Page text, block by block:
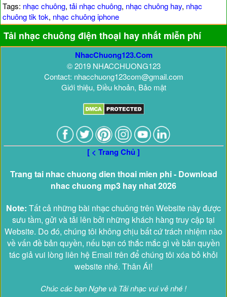
Tags: nhạc chuông, tải nhạc chuông, nhạc chuông hay, nhạc
chuông tik tok, nhạc chuông iphone
Tải nhạc chuông điện thoại hay nhất miễn phí
NhacChuong123.Com
© 2019 NHACCHUONG123
Contact: nhacchuong123com@gmail.com
Giới thiệu, Điều khoản, Bảo mật
[ < Trang Chủ ]
Trang tai nhac chuong dien thoai mien phi - Download
nhac chuong mp3 hay nhat 2026
Note: Tất cả những bài nhạc chuông trên Website này được
sưu tầm, gửi và tải lên bởi những khách hàng truy cập tại
Website. Do đó, chúng tôi không chịu bất cứ trách nhiệm nào
về vấn đề bản quyền, nếu bạn có thắc mắc gì về bản quyền
tác giả vui lòng liên hệ Email trên để chúng tôi xóa bỏ khỏi
website nhé. Thân Ái!
Chúc các bạn Nghe và Tải nhạc vui vẻ nhé !